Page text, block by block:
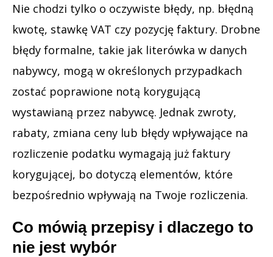
Nie chodzi tylko o oczywiste błędy, np. błędną
kwotę, stawkę VAT czy pozycję faktury. Drobne
błędy formalne, takie jak literówka w danych
nabywcy, mogą w określonych przypadkach
zostać poprawione notą korygującą
wystawianą przez nabywcę. Jednak zwroty,
rabaty, zmiana ceny lub błędy wpływające na
rozliczenie podatku wymagają już faktury
korygującej, bo dotyczą elementów, które
bezpośrednio wpływają na Twoje rozliczenia.
Co mówią przepisy i dlaczego to
nie jest wybór